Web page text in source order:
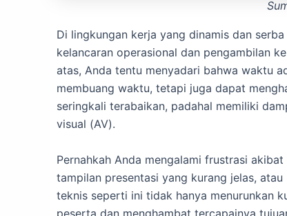
Di lingkungan kerja yang dinamis dan
kelancaran operasional dan pengambilan
atas, Anda tentu menyadari bahwa waktu
membuang waktu, tetapi juga dapat
seringkali terabaikan, padahal memiliki
visual (AV).
Pernahkah Anda mengalami frustrasi
tampilan presentasi yang kurang jelas,
teknis seperti ini tidak hanya menurunkan
peserta dan menghambat tercapainya